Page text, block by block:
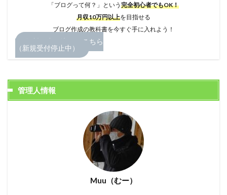
「ブログって何？」という 完全初心者でもOK！
月収10万円以上を目指せる
ブログ作成の教科書を今すぐ手に入れよう！
無料お申し込みはこちら
（新規受付停止中）
管理人情報
Muu（むー）